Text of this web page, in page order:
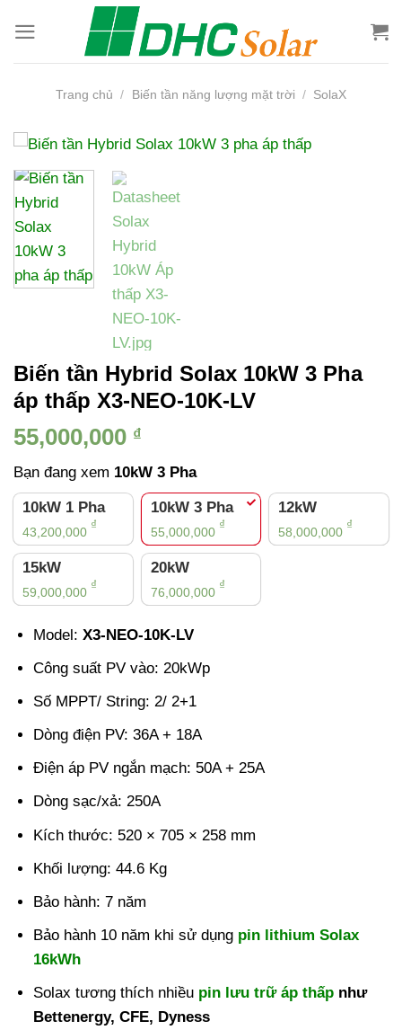
qua
nội
Trang chủ / Biến tần năng lượng mặt trời / SolaX
Biến tần Hybrid Solax 10kW 3 Pha
áp thấp X3-NEO-10K-LV
55,000,000 ₫
Bạn đang xem 10kW 3 Pha
10kW 1 Pha
43,200,000
₫
10kW 3 Pha
55,000,000
₫
12kW
58,000,000
₫
15kW
59,000,000
₫
20kW
76,000,000
₫
Model:X3-NEO-10K-LV
Công suất PV vào: 20kWp
Số MPPT/ String: 2/ 2+1
Dòng điện PV: 36A + 18A
Điện áp PV ngắn mạch: 50A + 25A
Dòng sạc/xả: 250A
Kích thước: 520 × 705 × 258 mm
Khối lượng: 44.6 Kg
Bảo hành: 7 năm
Bảo hành 10 năm khi sử dụng pin lithium Solax
16kWh
Solax tương thích nhiều pin lưu trữ áp thấp như
Bettenergy, CFE, Dyness